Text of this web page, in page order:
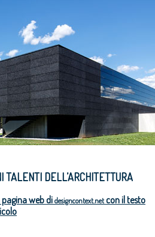
TALENTI DELL’ARCHITETTURA
web di designcontext.netcon il testo